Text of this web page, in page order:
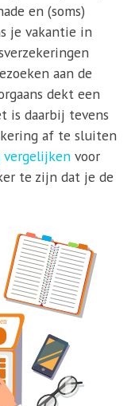
en (soms)
je vakantie in
aan de
dekt een
is daarbij tevens
af te sluiten
vergelijkenvoor
te zijn dat je de